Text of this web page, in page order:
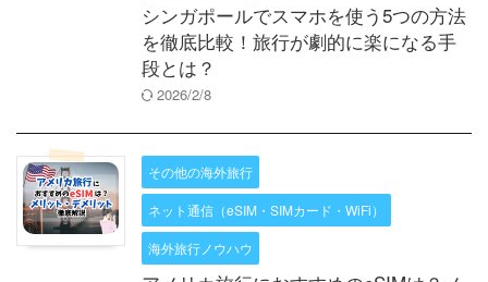
シンガポールでスマホを使う5つの方法
を徹底比較！旅行が劇的に楽になる手
段とは？
2026/2/8
その他の海外旅行
ネット通信（eSIM・SIMカード・WiFi）
海外旅行ノウハウ